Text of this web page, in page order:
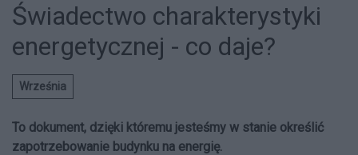
Świadectwo charakterystyki
energetycznej - co daje?
Września
To dokument, dzięki któremu jesteśmy w stanie określić
zapotrzebowanie budynku na energię.